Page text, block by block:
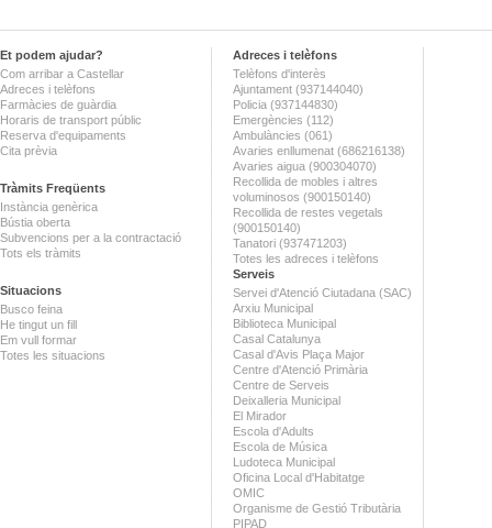
Et podem ajudar?
Com arribar a Castellar
Adreces i telèfons
Farmàcies de guàrdia
Horaris de transport públic
Reserva d'equipaments
Cita prèvia
Tràmits Freqüents
Instància genèrica
Bústia oberta
Subvencions per a la contractació
Tots els tràmits
Situacions
Busco feina
He tingut un fill
Em vull formar
Totes les situacions
Adreces i telèfons
Telèfons d'interès
Ajuntament (937144040)
Policia (937144830)
Emergències (112)
Ambulàncies (061)
Avaries enllumenat (686216138)
Avaries aigua (900304070)
Recollida de mobles i altres
voluminosos (900150140)
Recollida de restes vegetals
(900150140)
Tanatori (937471203)
Totes les adreces i telèfons
Serveis
Servei d'Atenció Ciutadana (SAC)
Arxiu Municipal
Biblioteca Municipal
Casal Catalunya
Casal d'Avis Plaça Major
Centre d'Atenció Primària
Centre de Serveis
Deixalleria Municipal
El Mirador
Escola d'Adults
Escola de Música
Ludoteca Municipal
Oficina Local d'Habitatge
OMIC
Organisme de Gestió Tributària
PIPAD